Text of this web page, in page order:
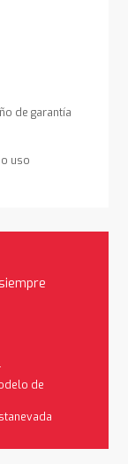
de garantía
uso
de